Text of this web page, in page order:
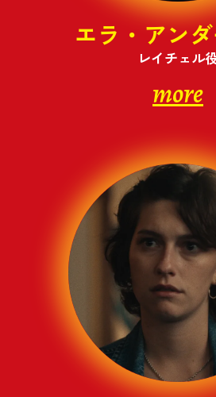
エラ・アン
レイチェル
more